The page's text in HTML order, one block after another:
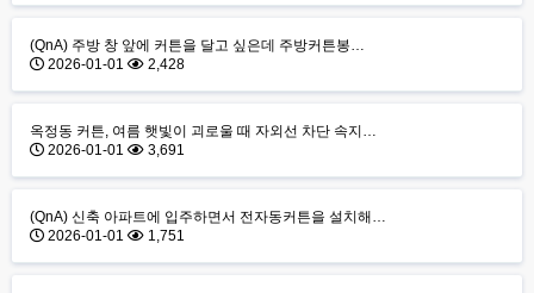
(QnA) 주방 창 앞에 커튼을 달고 싶은데 주방커튼봉…
2026-01-01
2,428
옥정동 커튼, 여름 햇빛이 괴로울 때 자외선 차단 속지…
2026-01-01
3,691
(QnA) 신축 아파트에 입주하면서 전자동커튼을 설치해…
2026-01-01
1,751